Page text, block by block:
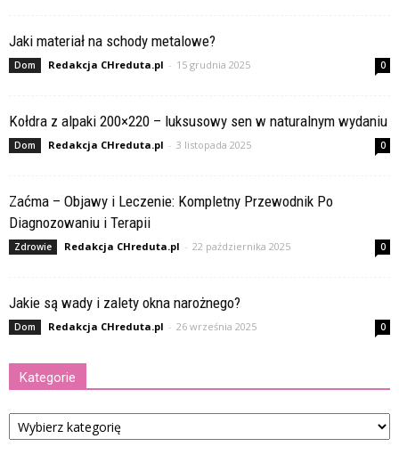
Jaki materiał na schody metalowe?
Dom Redakcja CHreduta.pl - 15 grudnia 2025 0
Kołdra z alpaki 200×220 – luksusowy sen w naturalnym wydaniu
Dom Redakcja CHreduta.pl - 3 listopada 2025 0
Zaćma – Objawy i Leczenie: Kompletny Przewodnik Po
Diagnozowaniu i Terapii
Zdrowie Redakcja CHreduta.pl - 22 października 2025 0
Jakie są wady i zalety okna narożnego?
Dom Redakcja CHreduta.pl - 26 września 2025 0
Kategorie
Kategorie